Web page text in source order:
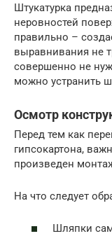
Штукатурка
неровностей
правильно –
выравнивания не
совершенно не
можно устранить
Осмотр
Перед тем как
гипсокартона,
произведен
На что следует
Шляпки